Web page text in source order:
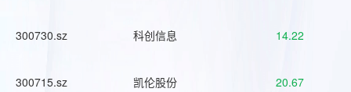
300730.sz 科创信息 14.22
300715.sz 凯伦股份 20.67